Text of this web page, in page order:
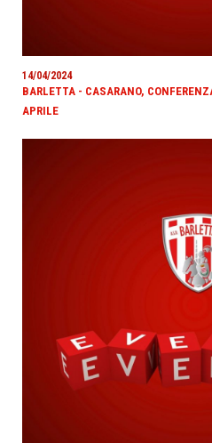
14/04/2024
BARLETTA - CASARANO,
APRILE